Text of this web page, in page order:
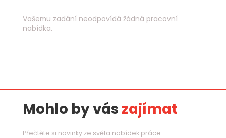
Vašemu zadání neodpovídá žádná pracovní
nabídka.
Mohlo by vás zajímat
Přečtěte si novinky ze světa nabídek práce